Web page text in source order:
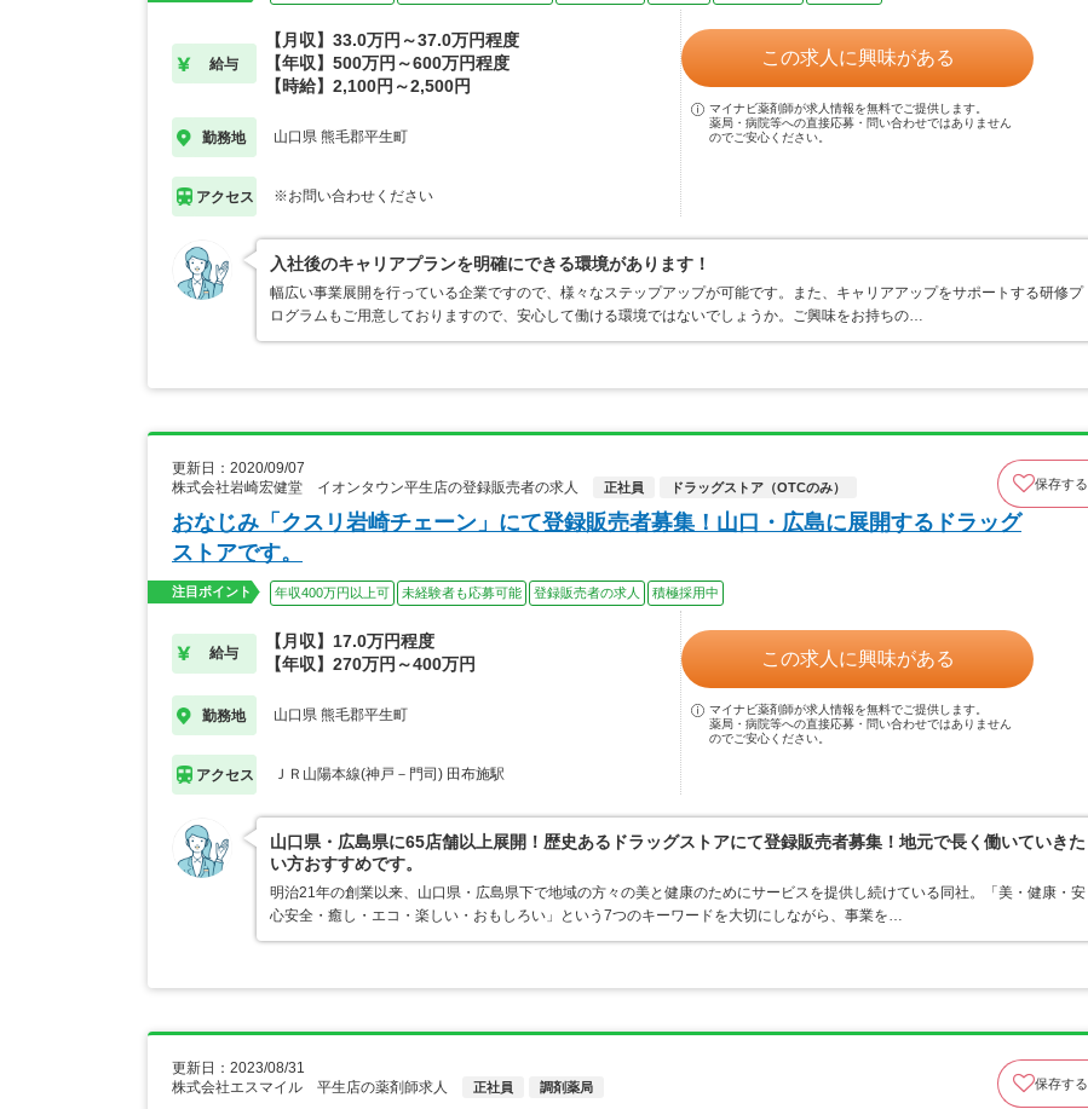
給与
【月収】33.0万円～37.0万円程度
【年収】500万円～600万円程度
【時給】2,100円～2,500円
勤務地 山口県 熊毛郡平生町
アクセス ※お問い合わせください
この求人に興味がある
マイナビ薬剤師が求人情報を無料でご提供します。
薬局・病院等への直接応募・問い合わせではありません
のでご安心ください。
入社後のキャリアプランを明確にできる環境があります！
幅広い事業展開を行っている企業ですので、様々なステップアップが可能です。また、キャリアアップをサポートする研修プ
ログラムもご用意しておりますので、安心して働ける環境ではないでしょうか。ご興味をお持ちの…
更新日：2020/09/07
株式会社岩崎宏健堂 イオンタウン平生店の登録販売者の求人
正社員 ドラッグストア（OTCのみ） 保存する
おなじみ「クスリ岩崎チェーン」にて登録販売者募集！山口・広島に展開するドラッグ
ストアです。
注目ポイント 年収400万円以上可 未経験者も応募可能 登録販売者の求人 積極採用中
給与
【月収】17.0万円程度
【年収】270万円～400万円
勤務地 山口県 熊毛郡平生町
アクセス ＪＲ山陽本線(神戸－門司) 田布施駅
この求人に興味がある
マイナビ薬剤師が求人情報を無料でご提供します。
薬局・病院等への直接応募・問い合わせではありません
のでご安心ください。
山口県・広島県に65店舗以上展開！歴史あるドラッグストアにて登録販売者募集！地元で長く働いていきた
い方おすすめです。
明治21年の創業以来、山口県・広島県下で地域の方々の美と健康のためにサービスを提供し続けている同社。「美・健康・安
心安全・癒し・エコ・楽しい・おもしろい」という7つのキーワードを大切にしながら、事業を…
更新日：2023/08/31
株式会社エスマイル 平生店の薬剤師求人
正社員 調剤薬局 保存する